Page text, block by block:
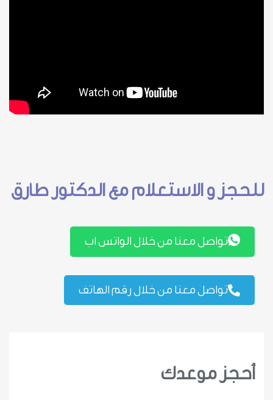
للحجز و الاستعلام مع الدكتور طارق
تواصل معنا من خلال الواتس اب
تواصل معنا من خلال رقم الهاتف
أحجز موعدك